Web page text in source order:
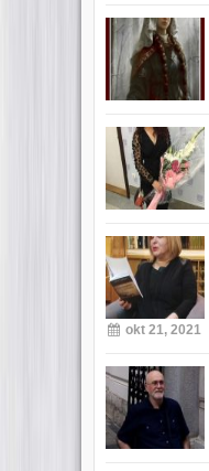
okt 21, 2021